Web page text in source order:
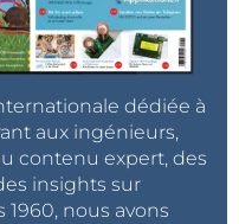
dédiée à
aux ingénieurs,
contenu expert, des
insights sur
1960, nous avons